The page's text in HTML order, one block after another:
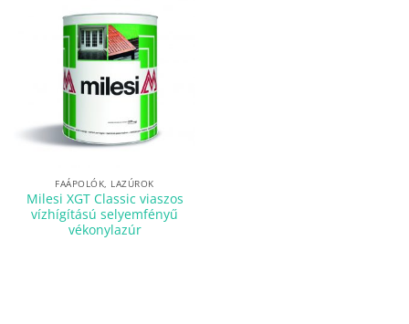
FAÁPOLÓK, LAZÚROK
Milesi XGT Classic viaszos
vízhígítású selyemfényű
vékonylazúr